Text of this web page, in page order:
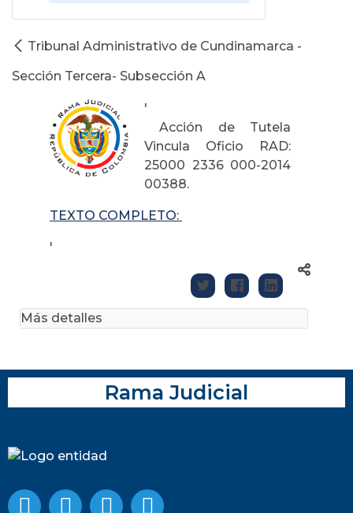
Tribunal Administrativo de Cundinamarca -
Sección Tercera- Subsección A
'
Acción de Tutela
Vincula Oficio RAD:
25000 2336 000-2014
00388.
TEXTO COMPLETO:
'
Más detalles
Rama Judicial